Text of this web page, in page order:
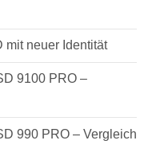
mit neuer Identität
9100 PRO –
990 PRO – Vergleich